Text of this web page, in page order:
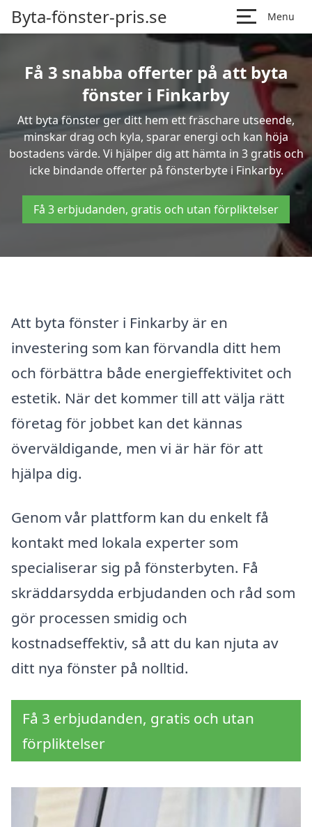
Byta-fönster-pris.se Menu
Få 3 snabba offerter på att byta
fönster i Finkarby
Att byta fönster ger ditt hem ett fräschare utseende,
minskar drag och kyla, sparar energi och kan höja
bostadens värde. Vi hjälper dig att hämta in 3 gratis och
icke bindande offerter på fönsterbyte i Finkarby.
Få 3 erbjudanden, gratis och utan förpliktelser
Att byta fönster i Finkarby är en
investering som kan förvandla ditt hem
och förbättra både energi­effektivitet och
estetik. När det kommer till att välja rätt
företag för jobbet kan det kännas
överväldigande, men vi är här för att
hjälpa dig.
Genom vår plattform kan du enkelt få
kontakt med lokala experter som
specialiserar sig på fönsterbyten. Få
skräddarsydda erbjudanden och råd som
gör processen smidig och
kostnadseffektiv, så att du kan njuta av
ditt nya fönster på nolltid.
Få 3 erbjudanden, gratis och utan
förpliktelser